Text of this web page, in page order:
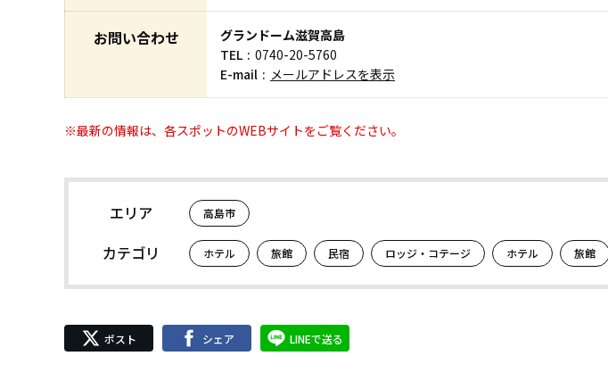
お問い合わせ
グランドーム滋賀高島
TEL
0740-20-5760
E-mail
メールアドレスを表示
※最新の情報は、各スポットのWEBサイトをご覧ください。
エリア 高島市
カテゴリ ホテル 旅館 民宿 ロッジ・コテージ ホテル 旅館
ポスト シェア LINEで送る